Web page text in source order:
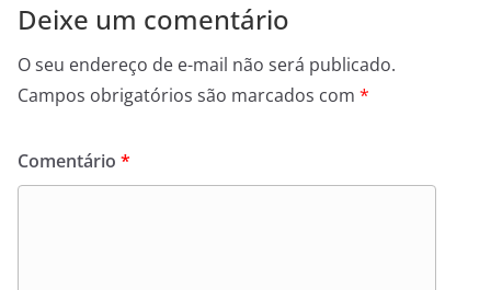
Deixe um comentário
O seu endereço de e-mail não será publicado.
Campos obrigatórios são marcados com *
Comentário *